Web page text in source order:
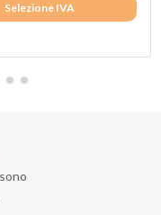
Selezione IVA